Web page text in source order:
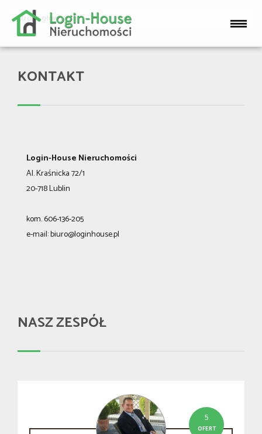
Strona główna
KONTAKT
Login-House Nieruchomości
Al. Kraśnicka 72/1
20-718 Lublin
kom. 606-136-205
e-mail:biuro@loginhouse.pl
NASZ ZESPÓŁ
5
OFERT